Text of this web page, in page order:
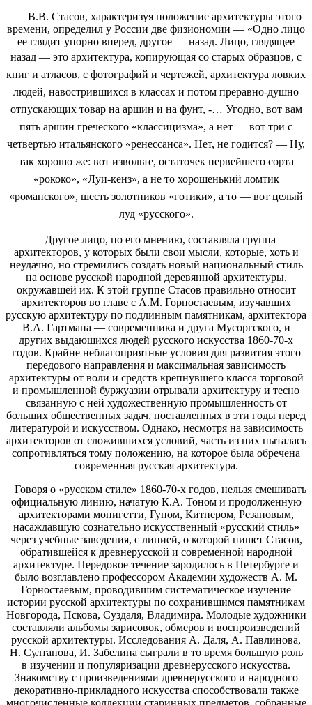
В.В. Стасов, характеризуя положение архитектуры этого
времени, определил у России две физиономии — «Одно лицо
ее глядит упорно вперед, другое — назад. Лицо, глядящее
назад — это архитектура, копирующая со старых образцов, с
книг и атласов, с фотографий и чертежей, архитектура ловких
людей, навострившихся в классах и потом преравно-душно
отпускающих товар на аршин и на фунт, -… Угодно, вот вам
пять аршин греческого «классицизма», а нет — вот три с
четвертью итальянского «ренессанса». Нет, не годится? — Ну,
так хорошо же: вот извольте, остаточек первейшего сорта
«рококо», «Луи-кенз», а не то хорошенький ломтик
«романского», шесть золотников «готики», а то — вот целый
луд «русского».
Другое лицо, по его мнению, составляла группа
архитекторов, у которых были свои мысли, которые, хоть и
неудачно, но стремились создать новый национальный стиль
на основе русской народной деревянной архитектуры,
окружавшей их. К этой группе Стасов правильно относит
архитекторов во главе с А.М. Горностаевым, изучавших
русскую архитектуру по подлинным памятникам, архитектора
В.А. Гартмана — современника и друга Мусоргского, и
других выдающихся людей русского искусства 1860-70-х
годов. Крайне неблагоприятные условия для развития этого
передового направления и максимальная зависимость
архитектуры от воли и средств крепнувшего класса торговой
и промышленной буржуазии отрывали архитектуру и тесно
связанную с ней художественную промышленность от
больших общественных задач, поставленных в эти годы перед
литературой и искусством. Однако, несмотря на зависимость
архитекторов от сложившихся условий, часть из них пыталась
сопротивляться тому положению, на которое была обречена
современная русская архитектура.
Говоря о «русском стиле» 1860-70-х годов, нельзя смешивать
официальную линию, начатую К.А. Тоном и продолженную
архитекторами монигетти, Гуном, Китнером, Резановым,
насаждавшую сознательно искусственный «русский стиль»
через учебные заведения, с линией, о которой пишет Стасов,
обратившейся к древнерусской и современной народной
архитектуре. Передовое течение зародилось в Петербурге и
было возглавлено профессором Академии художеств А. М.
Горностаевым, проводившим систематическое изучение
истории русской архитектуры по сохранившимся памятникам
Новгорода, Пскова, Суздаля, Владимира. Молодые художники
составляли альбомы зарисовок, обмеров и воспроизведений
русской архитектуры. Исследования А. Даля, А. Павлинова,
Н. Султанова, И. Забелина сыграли в то время большую роль
в изучении и популяризации древнерусского искусства.
Знакомству с произведениями древнерусского и народного
декоративно-прикладного искусства способствовали также